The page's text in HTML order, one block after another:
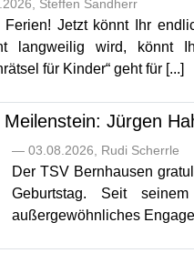
Steffen Sandherr
Ferien! Jetzt könnt Ihr
langweilig wird, könnt
für Kinder“ geht für [...]
Jürgen
— 03.08.2026, Rudi Scherrle
Der TSV Bernhausen
Geburtstag. Seit
außergewöhnliches